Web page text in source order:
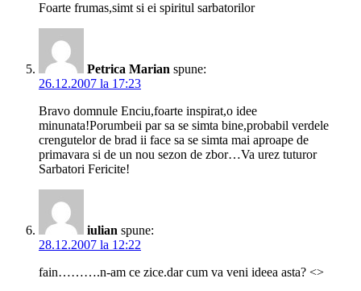
Foarte frumas,simt si ei spiritul sarbatorilor
Petrica Marian spune:
26.12.2007 la 17:23
Bravo domnule Enciu,foarte inspirat,o idee
minunata!Porumbeii par sa se simta bine,probabil verdele
crengutelor de brad ii face sa se simta mai aproape de
primavara si de un nou sezon de zbor…Va urez tuturor
Sarbatori Fericite!
iulian spune:
28.12.2007 la 12:22
fain……….n-am ce zice.dar cum va veni ideea asta? <>